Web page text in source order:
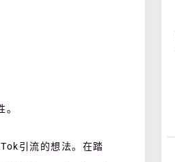
引流的想法。在踏